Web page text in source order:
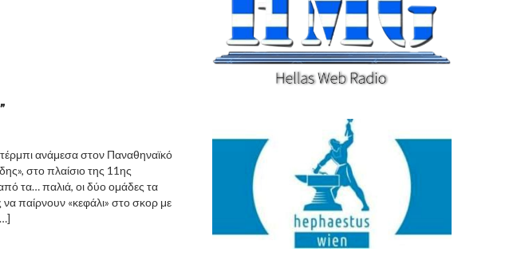
ανάμεσα στον Παναθηναϊκό
στο πλαίσιο της 11ης
τα… παλιά, οι δύο ομάδες τα
παίρνουν «κεφάλι» στο σκορ με